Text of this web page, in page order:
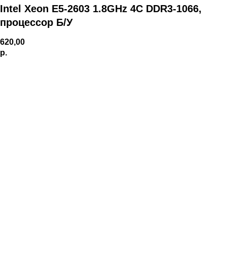
Intel Xeon E5-2603 1.8GHz 4C DDR3-1066,
процессор Б/У
620,00
р.